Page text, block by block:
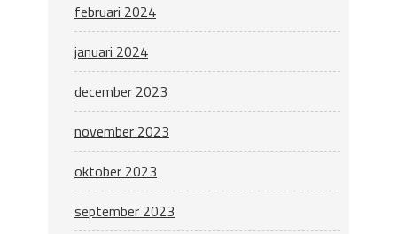
februari 2024
januari 2024
december 2023
november 2023
oktober 2023
september 2023